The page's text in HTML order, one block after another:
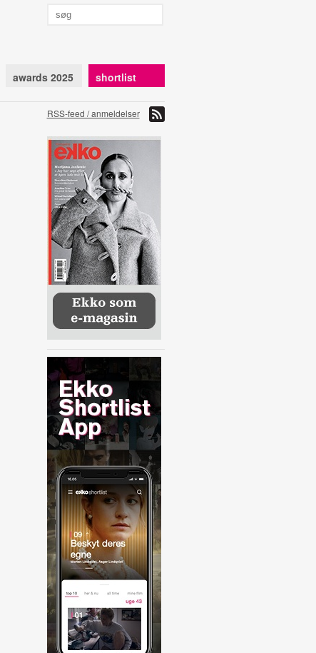
awards 2025 shortlist
RSS-feed / anmeldelser